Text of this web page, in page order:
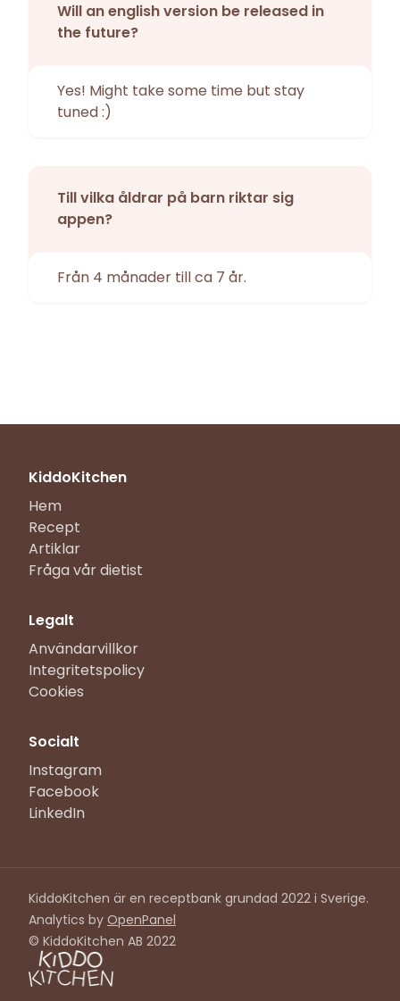
Will an english version be released in
the future?
Yes! Might take some time but stay
tuned :)
Till vilka åldrar på barn riktar sig
appen?
Från 4 månader till ca 7 år.
KiddoKitchen
Hem
Recept
Artiklar
Fråga vår dietist
Legalt
Användarvillkor
Integritetspolicy
Cookies
Socialt
Instagram
Facebook
LinkedIn
KiddoKitchen är en receptbank grundad 2022 i Sverige.
Analytics by OpenPanel
© KiddoKitchen AB 2022